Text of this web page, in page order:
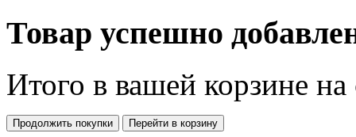
Товар успешно
Итого в вашей корзине
Продолжить покупки Перейти в корзину